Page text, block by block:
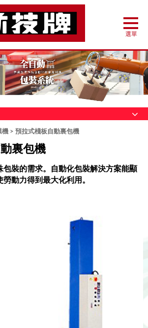
機 > 預拉式棧板自動裏包機
裏包機
包裝的需求。自動化包裝解決方案能顯
動力得到最大化利用。